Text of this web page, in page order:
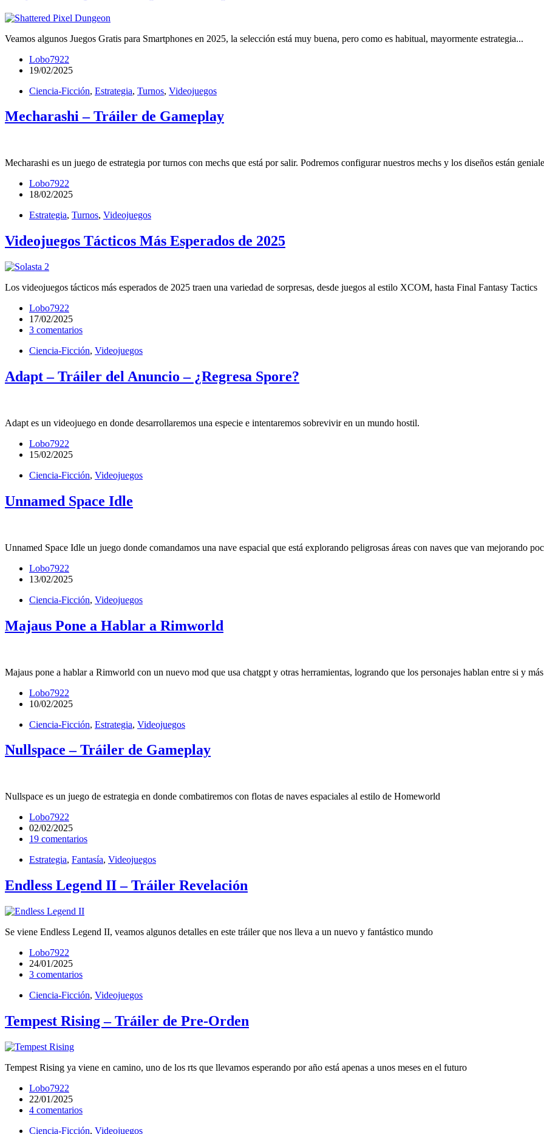
Veamos algunos Juegos Gratis para Smartphones en 2025, la selección está muy buena, pero como es habitual, mayormente estrategia...
Lobo7922
19/02/2025
Ciencia-Ficción, Estrategia, Turnos, Videojuegos
Mecharashi – Tráiler de Gameplay
Mecharashi es un juego de estrategia por turnos con mechs que está por salir. Podremos configurar nuestros mechs y los diseños están
Lobo7922
18/02/2025
Estrategia, Turnos, Videojuegos
Videojuegos Tácticos Más Esperados de 2025
Los videojuegos tácticos más esperados de 2025 traen una variedad de sorpresas, desde juegos al estilo XCOM, hasta Final Fantasy Tactics
Lobo7922
17/02/2025
3 comentarios
Ciencia-Ficción, Videojuegos
Adapt – Tráiler del Anuncio – ¿Regresa Spore?
Adapt es un videojuego en donde desarrollaremos una especie e intentaremos sobrevivir en un mundo hostil.
Lobo7922
15/02/2025
Ciencia-Ficción, Videojuegos
Unnamed Space Idle
Unnamed Space Idle un juego donde comandamos una nave espacial que está explorando peligrosas áreas con naves que van mejorando
Lobo7922
13/02/2025
Ciencia-Ficción, Videojuegos
Majaus Pone a Hablar a Rimworld
Majaus pone a hablar a Rimworld con un nuevo mod que usa chatgpt y otras herramientas, logrando que los personajes hablan entre si y
Lobo7922
10/02/2025
Ciencia-Ficción, Estrategia, Videojuegos
Nullspace – Tráiler de Gameplay
Nullspace es un juego de estrategia en donde combatiremos con flotas de naves espaciales al estilo de Homeworld
Lobo7922
02/02/2025
19 comentarios
Estrategia, Fantasía, Videojuegos
Endless Legend II – Tráiler Revelación
Se viene Endless Legend II, veamos algunos detalles en este tráiler que nos lleva a un nuevo y fantástico mundo
Lobo7922
24/01/2025
3 comentarios
Ciencia-Ficción, Videojuegos
Tempest Rising – Tráiler de Pre-Orden
Tempest Rising ya viene en camino, uno de los rts que llevamos esperando por año está apenas a unos meses en el futuro
Lobo7922
22/01/2025
4 comentarios
Ciencia-Ficción, Videojuegos